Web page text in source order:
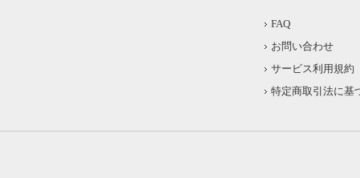
FAQ
お問い合わせ
サービス利用規約
特定商取引法に基